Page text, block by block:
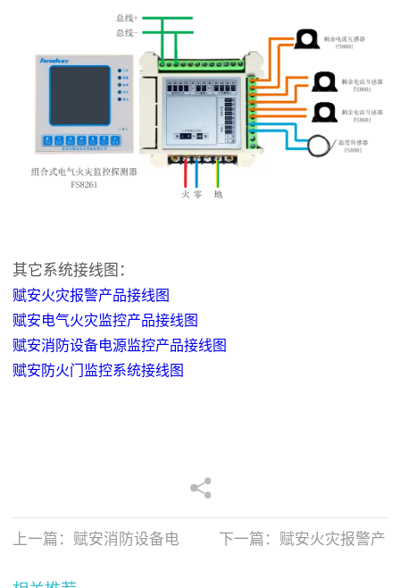
其它系统接线图：
赋安火灾报警产品接线图
赋安电气火灾监控产品接线图
赋安消防设备电源监控产品接线图
赋安防火门监控系统接线图
上一篇： 赋安消防设备电
下一篇： 赋安火灾报警产